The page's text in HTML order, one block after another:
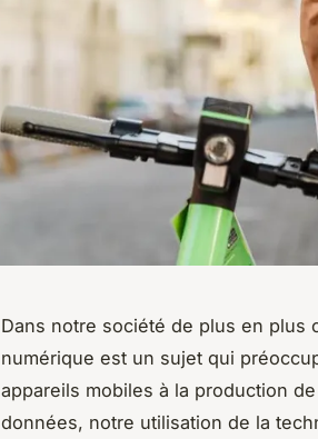
Dans notre société de plus en plus
numérique est un sujet qui
appareils mobiles à la production
données, notre utilisation de la